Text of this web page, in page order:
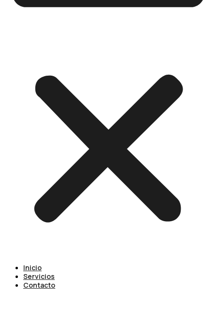
Inicio
Servicios
Contacto